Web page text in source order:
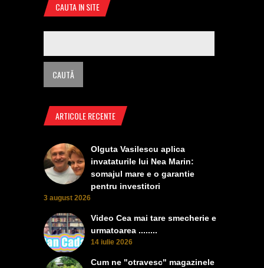
CAUTA IN SITE
ARTICOLE RECENTE
Olguta Vasilescu aplica
invataturile lui Nea Marin:
somajul mare e o garantie
pentru investitori
3 august 2026
Video Cea mai tare smecherie e
urmatoarea ........
14 iulie 2026
Cum ne "otravesc" magazinele